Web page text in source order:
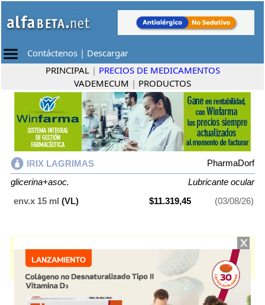
Contáctenos | Descargar
PRINCIPAL | PRECIOS DE MEDICAMENTOS
VADEMECUM | PRODUCTOS
IRIX LAGRIMAS
PharmaDorf
glicerina+asoc.
Lubricante ocular
env.x 15 ml (VL) $11.319,45 (03/08/26)
Lubricante
ocular . Es producido por
y cuenta con 1 presentación
disponible.
Explorar más